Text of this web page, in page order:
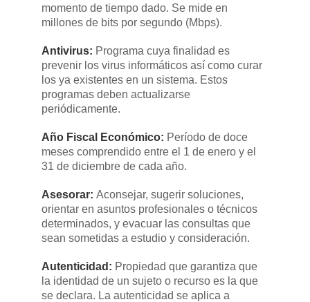
momento de tiempo dado. Se mide en
millones de bits por segundo (Mbps).
Antivirus: ​Programa cuya finalidad es
prevenir los virus informáticos así como curar
los ya existentes en un sistema. Estos
programas deben actualizarse
periódicamente.
Año Fiscal Económico: ​Período de doce
meses comprendido entre el 1 de enero y el
31 de diciembre de cada año.​
Asesorar: ​Aconsejar, sugerir soluciones,
orientar en asuntos profesionales o técnicos
determinados, y evacuar las consultas que
sean sometidas a estudio y consideración.
Autenticidad: ​Propiedad que garantiza que
la identidad de un sujeto o recurso es la que
se declara. La autenticidad se aplica a